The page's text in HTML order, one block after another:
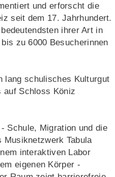
und erforscht die
seit dem 17. Jahrhundert.
ihrer Art in
zu 6000 Besucherinnen
lang schulisches Kulturgut
auf Schloss Köniz
Schule, Migration und die
Tabula
interaktiven Labor
eigenen Körper -